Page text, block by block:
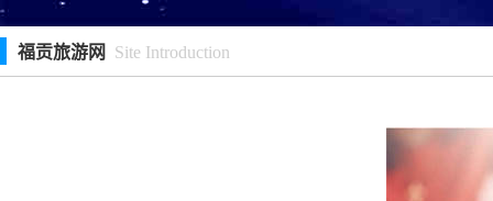
福贡旅游网 Site Introduction